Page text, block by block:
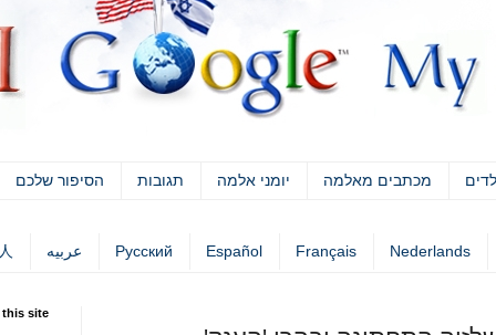
מכתבים מאלמה יומני אלמה תגובות הסיפור שלכם
Nederlands
Français
Español
Русский عربيه
this site